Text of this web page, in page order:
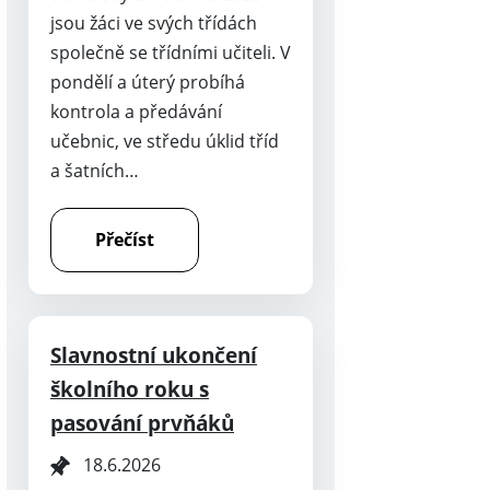
jsou žáci ve svých třídách
společně se třídními učiteli. V
pondělí a úterý probíhá
kontrola a předávání
učebnic, ve středu úklid tříd
a šatních…
Přečíst
Slavnostní ukončení
školního roku s
pasování prvňáků
18.6.2026